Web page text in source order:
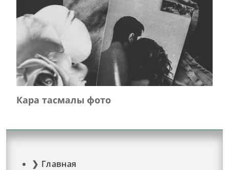
Кара тасмалы фото
Главная